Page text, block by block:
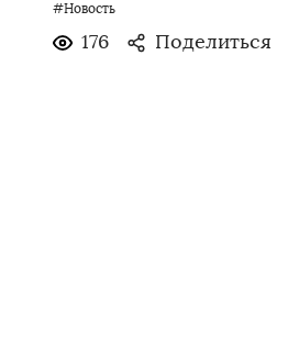
#Новость
176 Поделиться